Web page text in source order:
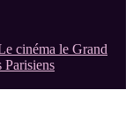
cinéma le Grand
Parisiens